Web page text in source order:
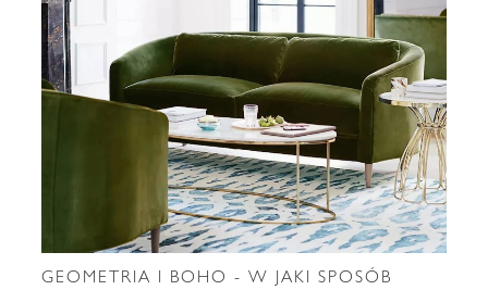
GEOMETRIA I BOHO - W JAKI SPOSÓB